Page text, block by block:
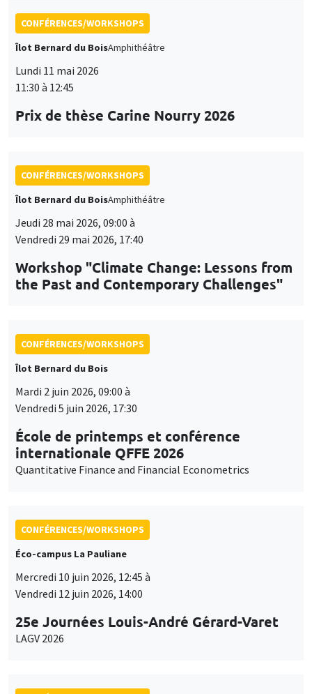
CONFÉRENCES/WORKSHOPS
Îlot Bernard du BoisAmphithéâtre
Lundi 11 mai 2026
11:30 à 12:45
Prix de thèse Carine Nourry 2026
CONFÉRENCES/WORKSHOPS
Îlot Bernard du BoisAmphithéâtre
Jeudi 28 mai 2026, 09:00 à
Vendredi 29 mai 2026, 17:40
Workshop "Climate Change: Lessons from
the Past and Contemporary Challenges"
CONFÉRENCES/WORKSHOPS
Îlot Bernard du Bois
Mardi 2 juin 2026, 09:00 à
Vendredi 5 juin 2026, 17:30
École de printemps et conférence
internationale QFFE 2026
Quantitative Finance and Financial Econometrics
CONFÉRENCES/WORKSHOPS
Éco-campus La Pauliane
Mercredi 10 juin 2026, 12:45 à
Vendredi 12 juin 2026, 14:00
25e Journées Louis-André Gérard-Varet
LAGV 2026